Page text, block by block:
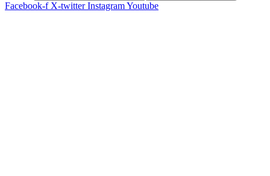
Facebook-f X-twitter InstagramYoutube